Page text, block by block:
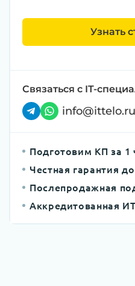
Узнать
Связаться с IT-
info@ittelo.ru
Подготовим КП за 1
Честная гарантия
Послепродажная
Аккредитованная